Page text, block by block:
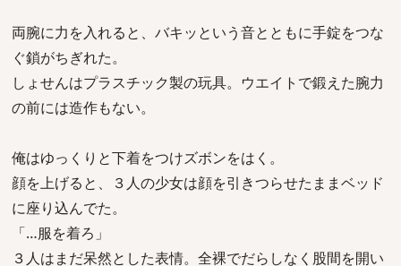
両腕に力を入れると、バキッという音とともに手錠をつな
ぐ鎖がちぎれた。
しょせんはプラスチック製の玩具。ウエイトで鍛えた腕力
の前には造作もない。
俺はゆっくりと下着をつけズボンをはく。
顔を上げると、３人の少女は顔を引きつらせたままベッド
に座り込んでた。
「…服を着ろ」
３人はまだ呆然とした表情。全裸でだらしなく股間を開い